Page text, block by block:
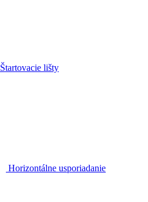
Štartovacie lišty
Horizontálne usporiadanie